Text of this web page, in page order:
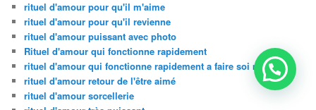
rituel d'amour pour qu'il m'aime
rituel d'amour pour qu'il revienne
rituel d'amour puissant avec photo
Rituel d'amour qui fonctionne rapidement
rituel d'amour qui fonctionne rapidement a faire soi meme
rituel d'amour retour de l'être aimé
rituel d'amour sorcellerie